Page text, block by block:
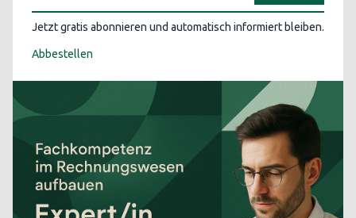
Jetzt gratis abonnieren und automatisch informiert bleiben.
Abbestellen